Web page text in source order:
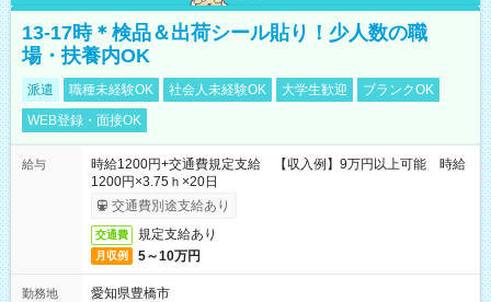
13-17時＊検品＆出荷シール貼り！少人数の職
場・扶養内OK
派遣 職種未経験OK 社会人未経験OK 大学生歓迎
ブランクOK
WEB登録・面接OK
給与
時給1200円+交通費規定支給 【収入例】9万円以上可能 時給
1200円×3.75ｈ×20日
交通費別途支給あり
交通費 規定支給あり
月収例 5～10万円
勤務地
愛知県豊橋市